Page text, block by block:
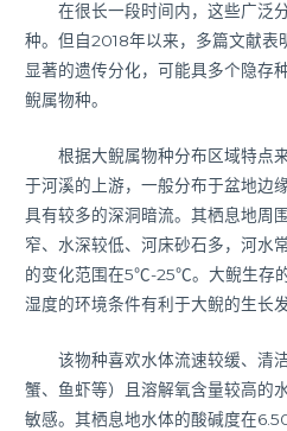
在很长一段时间内，这些广泛分
种。但自2018年以来，多篇文献表
显著的遗传分化，可能具多个隐存
鲵属物种。
根据大鲵属物种分布区域特点来
于河溪的上游，一般分布于盆地边
具有较多的深洞暗流。其栖息地周
窄、水深较低、河床砂石多，河水
的变化范围在5℃-25℃。大鲵生存
湿度的环境条件有利于大鲵的生长发
该物种喜欢水体流速较缓、清洁
蟹、鱼虾等）且溶解氧含量较高的
敏感。其栖息地水体的酸碱度在